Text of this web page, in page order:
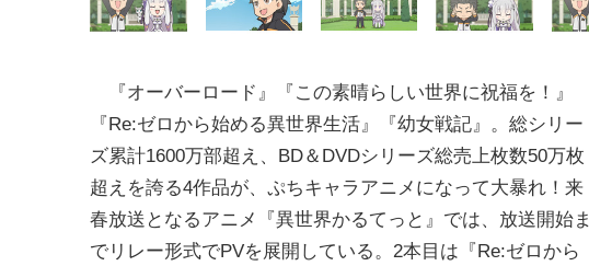
『オーバーロード』『この素晴らしい世界に祝福を！』
『Re:ゼロから始める異世界生活』『幼女戦記』。総シリー
ズ累計1600万部超え、BD＆DVDシリーズ総売上枚数50万枚
超えを誇る4作品が、ぷちキャラアニメになって大暴れ！来
春放送となるアニメ『異世界かるてっと』では、放送開始ま
でリレー形式でPVを展開している。2本目は『Re:ゼロから